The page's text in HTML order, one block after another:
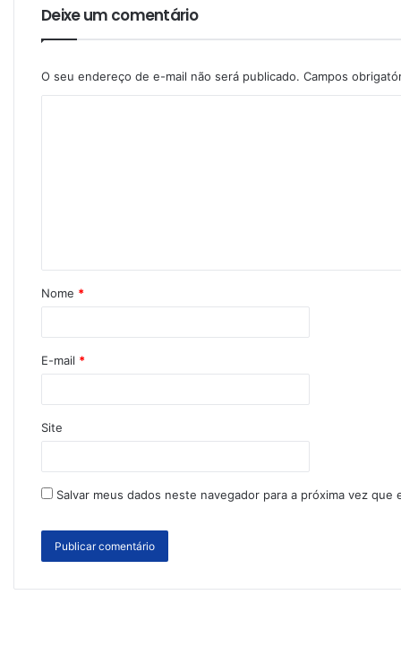
Deixe um comentário
O seu endereço de e-mail não será publicado. Campos
Nome *
E-mail *
Site
Salvar meus dados neste navegador para a próxima vez que